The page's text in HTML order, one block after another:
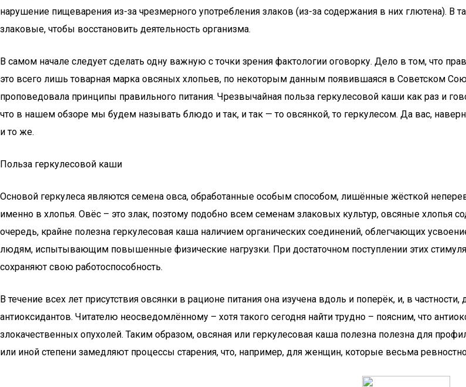
нарушение пищеварения из-за чрезмерного употребления злаков (из-за содержания в них глютена). В
злаковые, чтобы восстановить деятельность организма.
В самом начале следует сделать одну важную с точки зрения фактологии оговорку. Дело в том, что
это всего лишь товарная марка овсяных хлопьев, по некоторым данным появившаяся в Советском
проповедовала принципы правильного питания. Чрезвычайная польза геркулесовой каши как раз и
что в нашем обзоре мы будем называть блюдо и так, и так — то овсянкой, то геркулесом. Да вас,
и то же.
Польза геркулесовой каши
Основой геркулеса являются семена овса, обработанные особым способом, лишённые жёсткой
именно в хлопья. Овёс – это злак, поэтому подобно всем семенам злаковых культур, овсяные хлопья
очередь, крайне полезна геркулесовая каша наличием органических соединений, облегчающих
людям, испытывающим повышенные физические нагрузки. При достаточном поступлении этих
сохраняют свою работоспособность.
В течение всех лет присутствия овсянки в рационе питания она изучена вдоль и поперёк, и, в
антиоксидантов. Читателю неосведомлённому – хотя такого сегодня найти трудно – поясним, что
злокачественных опухолей. Таким образом, овсяная или геркулесовая каша полезна полезна для
или иной степени замедляют процессы старения, что, например, для женщин, которые весьма